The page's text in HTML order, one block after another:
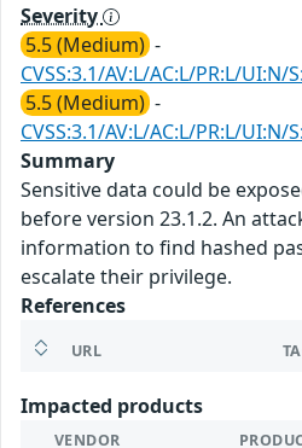
Severity
5.5 (Medium) -
CVSS:3.1/AV:L/AC:L/PR:L/UI:N/
5.5 (Medium) -
CVSS:3.1/AV:L/AC:L/PR:L/UI:N/
Summary
Sensitive data could be
before version 23.1.2. An
information to find hashed
escalate their privilege.
References
URL
Impacted products
VENDOR